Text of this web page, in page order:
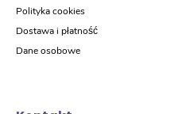
Polityka cookies
Dostawa i płatność
Dane osobowe